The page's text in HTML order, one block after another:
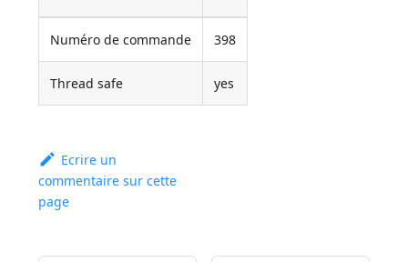
Numéro de commande 398
Thread safe yes
Ecrire un
commentaire sur cette
page